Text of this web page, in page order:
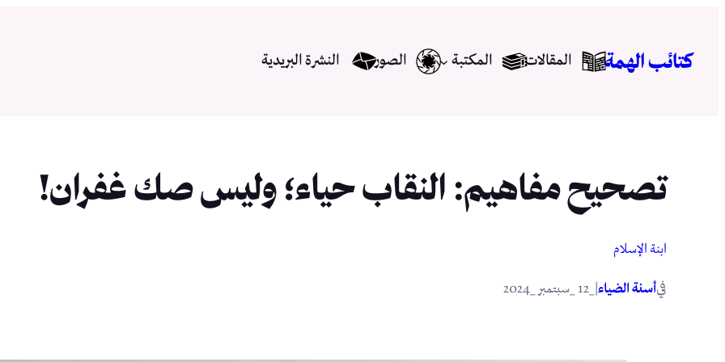
المحتوىكتائب الهمة المقالات المكتبة الصور النشرة البريدية
تصحيح مفاهيم: النقاب حياء؛ وليس صك غفران!
ابنة الإسلام
فيأسنة الضياء